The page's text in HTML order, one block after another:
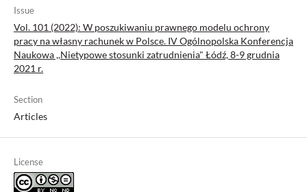
Issue
Vol. 101 (2022): W poszukiwaniu prawnego modelu ochrony
pracy na własny rachunek w Polsce. IV Ogólnopolska Konferencja
Naukowa ,,Nietypowe stosunki zatrudnienia" Łódź, 8-9 grudnia
2021 r.
Section
Articles
License